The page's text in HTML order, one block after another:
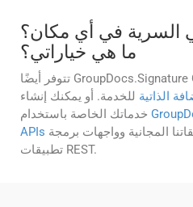
السرية في أي مكان؟
ما هي خياراتي؟
تتوفر أيضًا GroupDocs.Signature Cloud كصورة Docker والتي
الذاتية للخدمة. أو يمكنك إنشاء
APIs
تطبيقات REST.